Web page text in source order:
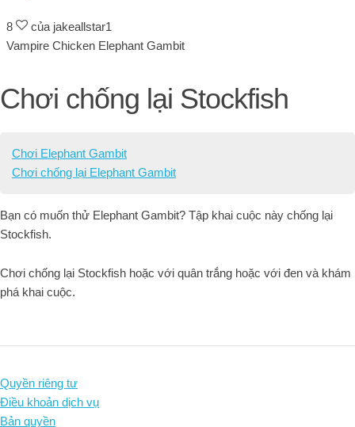
8
của jakeallstar1
Vampire Chicken Elephant Gambit
Chơi chống lại Stockfish
Chơi Elephant Gambit
Chơi chống lại Elephant Gambit
Bạn có muốn thử Elephant Gambit? Tập khai cuộc này chống lại
Stockfish.
Chơi chống lại Stockfish hoặc với quân trắng hoặc với đen và khám
phá khai cuộc.
Quyền riêng tư
Điều khoản dịch vụ
Bản quyền